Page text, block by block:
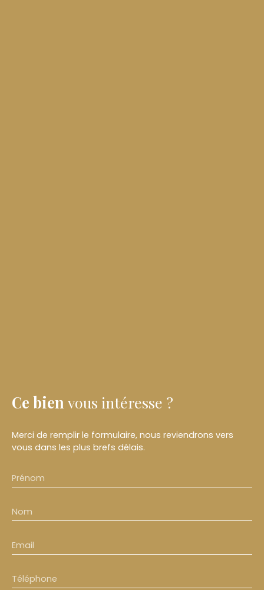
Ce bien vous intéresse ?
Merci de remplir le formulaire, nous reviendrons vers
vous dans les plus brefs délais.
Prénom
Nom
Email
Téléphone